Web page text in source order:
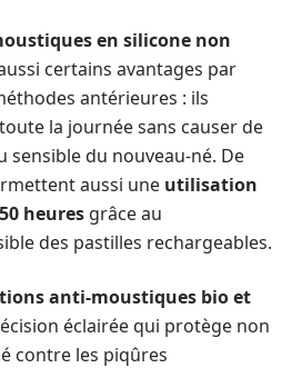
en silicone non
certains avantages par
antérieures : ils
la journée sans causer de
sensible du nouveau-né. De
aussi une utilisation
heures grâce au
des pastilles rechargeables.
anti-moustiques bio et
éclairée qui protège non
contre les piqûres